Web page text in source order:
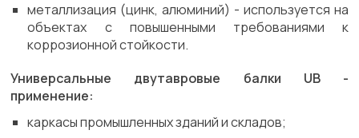
металлизация (цинк, алюминий) - используется на
объектах с повышенными требованиями к
коррозионной стойкости.
Универсальные двутавровые балки UB -
применение:
каркасы промышленных зданий и складов;